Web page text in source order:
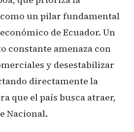
un pilar fundamental
de Ecuador. Un
constante amenaza con
y desestabilizar
directamente la
que el país busca atraer,
Nacional.